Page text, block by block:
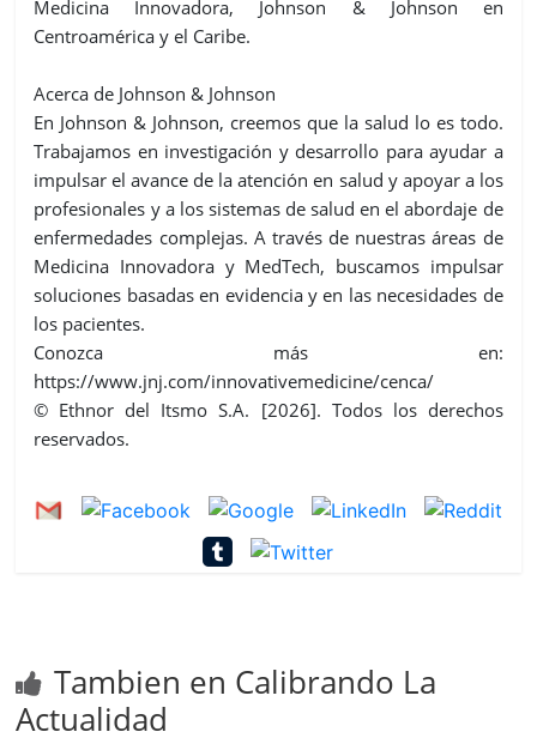
Medicina Innovadora, Johnson & Johnson en
Centroamérica y el Caribe.
Acerca de Johnson & Johnson
En Johnson & Johnson, creemos que la salud lo es todo.
Trabajamos en investigación y desarrollo para ayudar a
impulsar el avance de la atención en salud y apoyar a los
profesionales y a los sistemas de salud en el abordaje de
enfermedades complejas. A través de nuestras áreas de
Medicina Innovadora y MedTech, buscamos impulsar
soluciones basadas en evidencia y en las necesidades de
los pacientes.
Conozca más en:
https://www.jnj.com/innovativemedicine/cenca/
©️ Ethnor del Itsmo S.A. [2026]. Todos los derechos
reservados.
Tambien en Calibrando La
Actualidad